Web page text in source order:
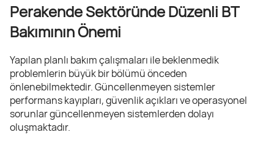
Perakende Sektöründe Düzenli BT
Bakımının Önemi
Yapılan planlı bakım çalışmaları ile beklenmedik
problemlerin büyük bir bölümü önceden
önlenebilmektedir. Güncellenmeyen sistemler
performans kayıpları, güvenlik açıkları ve operasyonel
sorunlar güncellenmeyen sistemlerden dolayı
oluşmaktadır.